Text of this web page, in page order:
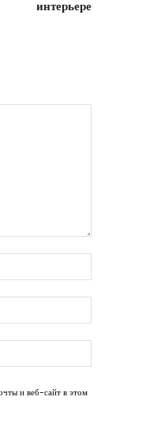
интерьере
почта:*
Сайт:
и веб-сайт в этом